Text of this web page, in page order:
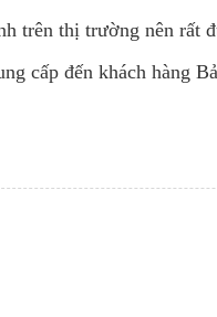
trên thị trường nên rất
cấp đến khách hàng